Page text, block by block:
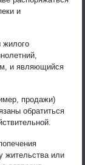
и
жилого
и являющийся
продажи)
обратиться
жительства или